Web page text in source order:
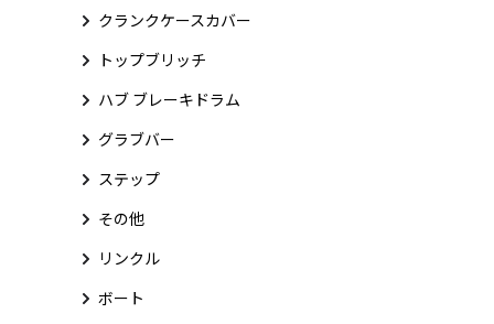
クランクケースカバー
トップブリッチ
ハブ ブレーキドラム
グラブバー
ステップ
その他
リンクル
ボート